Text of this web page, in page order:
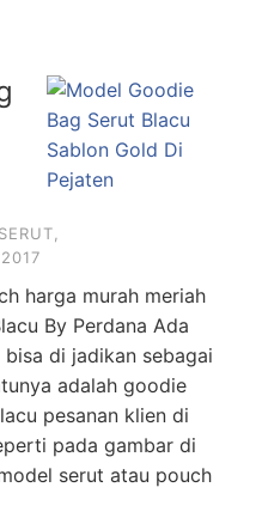
harga murah meriah
By Perdana Ada
di jadikan sebagai
adalah goodie
pesanan klien di
pada gambar di
serut atau pouch